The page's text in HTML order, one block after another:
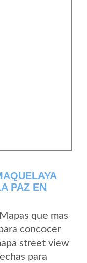
PAZ EN
que mas
concocer
street view
para